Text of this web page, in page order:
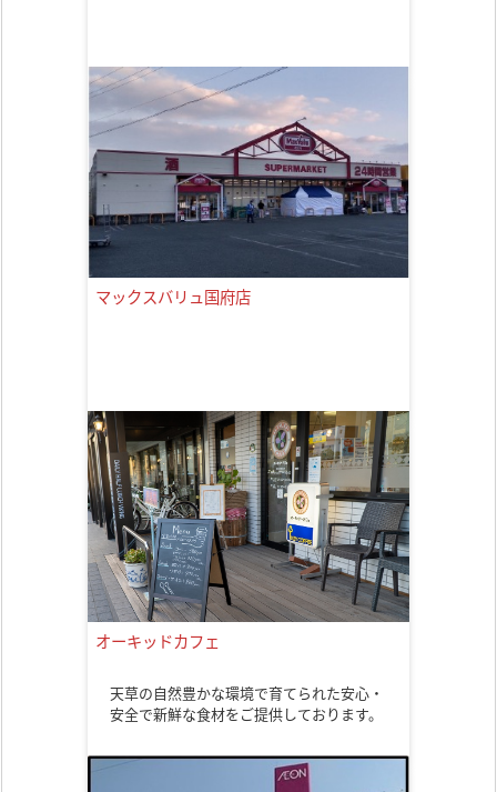
マックスバリュ国府店
オーキッドカフェ
天草の自然豊かな環境で育てられた安心・
安全で新鮮な食材をご提供しております。